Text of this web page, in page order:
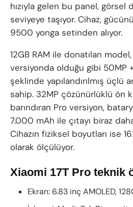
hızıyla gelen bu panel, görsel
seviyeye taşıyor. Cihaz,
9500 yonga setinden alıyor.
12GB RAM ile donatılan
versiyonda olduğu gibi 50MP
şeklinde yapılandırılmış üçlü
sahip. 32MP çözünürlüklü ön
barındıran Pro versiyon,
7.000 mAh ile çıtayı biraz
Cihazın fiziksel boyutları ise
olarak ölçülüyor.
Xiaomi 17T Pro teknik
Ekran: 6.83 inç AMOLED,